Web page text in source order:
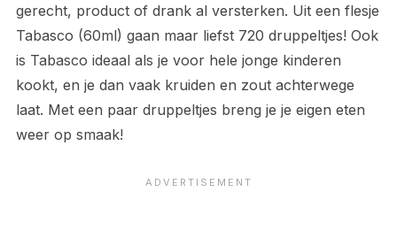
gerecht, product of drank al versterken. Uit een flesje
Tabasco (60ml) gaan maar liefst 720 druppeltjes! Ook
is Tabasco ideaal als je voor hele jonge kinderen
kookt, en je dan vaak kruiden en zout achterwege
laat. Met een paar druppeltjes breng je je eigen eten
weer op smaak!